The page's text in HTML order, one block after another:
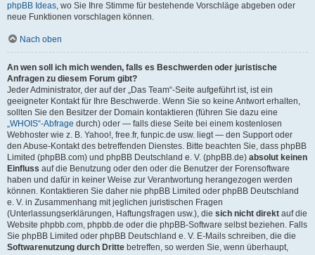
phpBB Ideas, wo Sie Ihre Stimme für bestehende Vorschläge abgeben oder
neue Funktionen vorschlagen können.
Nach oben
An wen soll ich mich wenden, falls es Beschwerden oder juristische
Anfragen zu diesem Forum gibt?
Jeder Administrator, der auf der „Das Team“-Seite aufgeführt ist, ist ein
geeigneter Kontakt für Ihre Beschwerde. Wenn Sie so keine Antwort erhalten,
sollten Sie den Besitzer der Domain kontaktieren (führen Sie dazu eine
„WHOIS“-Abfrage durch) oder — falls diese Seite bei einem kostenlosen
Webhoster wie z. B. Yahoo!, free.fr, funpic.de usw. liegt — den Support oder
den Abuse-Kontakt des betreffenden Dienstes. Bitte beachten Sie, dass phpBB
Limited (phpBB.com) und phpBB Deutschland e. V. (phpBB.de) absolut keinen
Einfluss auf die Benutzung oder den oder die Benutzer der Forensoftware
haben und dafür in keiner Weise zur Verantwortung herangezogen werden
können. Kontaktieren Sie daher nie phpBB Limited oder phpBB Deutschland
e. V. in Zusammenhang mit jeglichen juristischen Fragen
(Unterlassungserklärungen, Haftungsfragen usw.), die sich nicht direkt auf die
Website phpbb.com, phpbb.de oder die phpBB-Software selbst beziehen. Falls
Sie phpBB Limited oder phpBB Deutschland e. V. E-Mails schreiben, die die
Softwarenutzung durch Dritte betreffen, so werden Sie, wenn überhaupt,